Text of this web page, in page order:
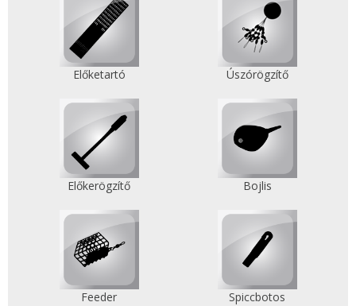
Előketartó Úszórögzítő
Előkerögzítő Bojlis
Feeder Spiccbotos